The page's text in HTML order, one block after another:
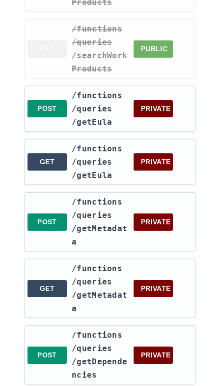
Products
GET
​/functions​
/queries​
/searchWork
Products
PUBLIC
POST
​/functions​
/queries​
/getEula
PRIVATE
GET
​/functions​
/queries​
/getEula
PRIVATE
POST
​/functions​
/queries​
/getMetadat
a
PRIVATE
GET
​/functions​
/queries​
/getMetadat
a
PRIVATE
POST
​/functions​
/queries​
/getDepende
ncies
PRIVATE